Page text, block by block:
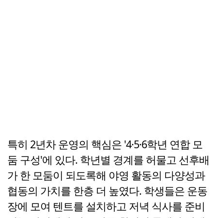
특히 2년차 운영의 핵심은 '4·5·6학년 연합 모
둠 구성'에 있다. 학년별 경계를 허물고 선후배
가 한 모둠이 되도록해 야영 활동의 다양성과
협동의 가치를 한층 더 높였다. 학생들은 운동
장에 모여 텐트를 설치하고 저녁 식사를 준비